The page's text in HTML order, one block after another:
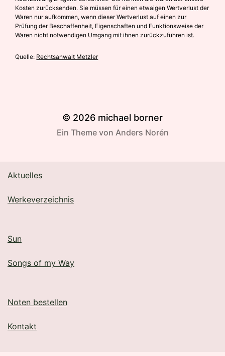
Kosten zurücksenden. Sie müssen für einen etwaigen Wertverlust der
Waren nur aufkommen, wenn dieser Wertverlust auf einen zur
Prüfung der Beschaffenheit, Eigenschaften und Funktionsweise der
Waren nicht notwendigen Umgang mit ihnen zurückzuführen ist.
Quelle: Rechtsanwalt Metzler
© 2026 michael borner
Ein Theme von Anders Norén
Aktuelles
Werkeverzeichnis
Sun
Songs of my Way
Noten bestellen
Kontakt